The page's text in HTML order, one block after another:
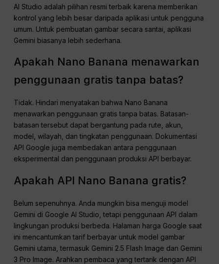
AI Studio adalah pilihan resmi terbaik karena memberikan
kontrol yang lebih besar daripada aplikasi untuk pengguna
umum. Untuk pembuatan gambar secara santai, aplikasi
Gemini biasanya lebih sederhana.
Apakah Nano Banana menawarkan
penggunaan gratis tanpa batas?
Tidak. Hindari menyatakan bahwa Nano Banana
menawarkan penggunaan gratis tanpa batas. Batasan-
batasan tersebut dapat bergantung pada rute, akun,
model, wilayah, dan tingkatan penggunaan. Dokumentasi
API Google juga membedakan antara penggunaan
eksperimental dan penggunaan produksi API berbayar.
Apakah API Nano Banana gratis?
Belum sepenuhnya. Anda mungkin bisa menguji model
Gemini di Google AI Studio, tetapi penggunaan API dalam
lingkungan produksi berbeda. Halaman harga Google saat
ini mencantumkan tarif berbayar untuk model gambar
Gemini utama, termasuk Gemini 2.5 Flash Image dan Gemini
3 Pro Image. Arahkan pembaca yang tertarik dengan API